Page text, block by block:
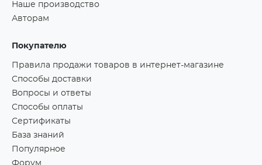
Наше производство
Авторам
Покупателю
Правила продажи товаров в интернет-магазине
Способы доставки
Вопросы и ответы
Способы оплаты
Сертификаты
База знаний
Популярное
Форум